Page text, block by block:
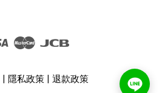
Visa Master
隱私政策 退款政策